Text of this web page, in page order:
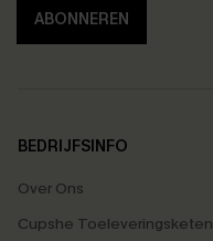
ABONNEREN
BEDRIJFSINFO
Over Ons
Cupshe Toeleveringsketen